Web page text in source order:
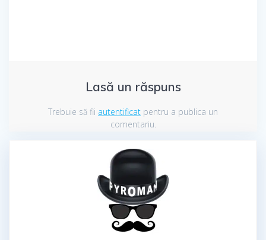
Lasă un răspuns
Trebuie să fii autentificat pentru a publica un
comentariu.